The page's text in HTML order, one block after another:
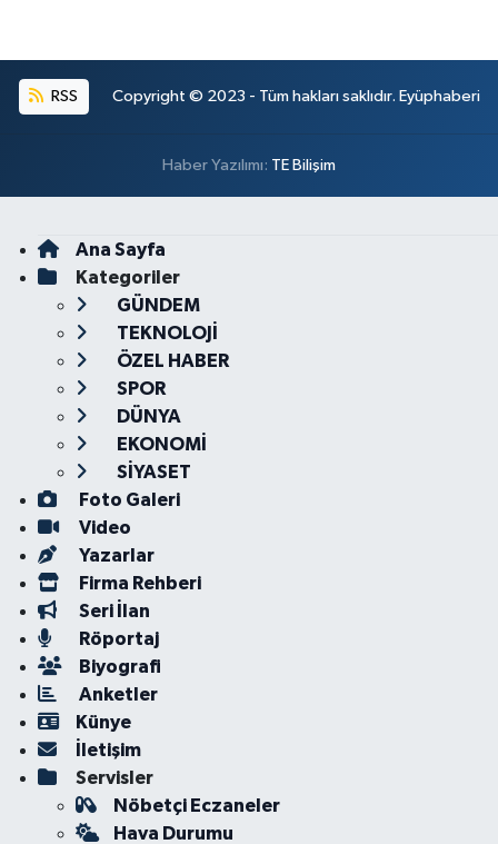
RSS Copyright © 2023 - Tüm hakları saklıdır. Eyüphaberi
Haber Yazılımı: TE Bilişim
Ana Sayfa
Kategoriler
GÜNDEM
TEKNOLOJİ
ÖZEL HABER
SPOR
DÜNYA
EKONOMİ
SİYASET
Foto Galeri
Video
Yazarlar
Firma Rehberi
Seri İlan
Röportaj
Biyografi
Anketler
Künye
İletişim
Servisler
Nöbetçi Eczaneler
Hava Durumu